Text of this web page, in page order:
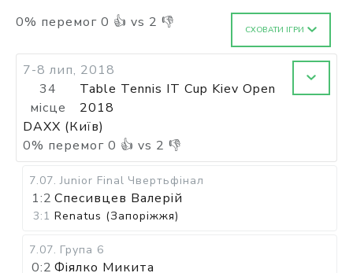
0% перемог 0 👍 vs 2 👎 СХОВАТИ ІГРИ
7-8 лип, 2018
34
місце
Table Tennis IT Cup Kiev Open
2018
DAXX (Київ)
0% перемог 0 👍 vs 2 👎
7.07. Junior Final Чвертьфінал
1:2 Спесивцев Валерій
3:1 Renatus (Запоріжжя)
7.07. Група 6
0:2 Фіялко Микита